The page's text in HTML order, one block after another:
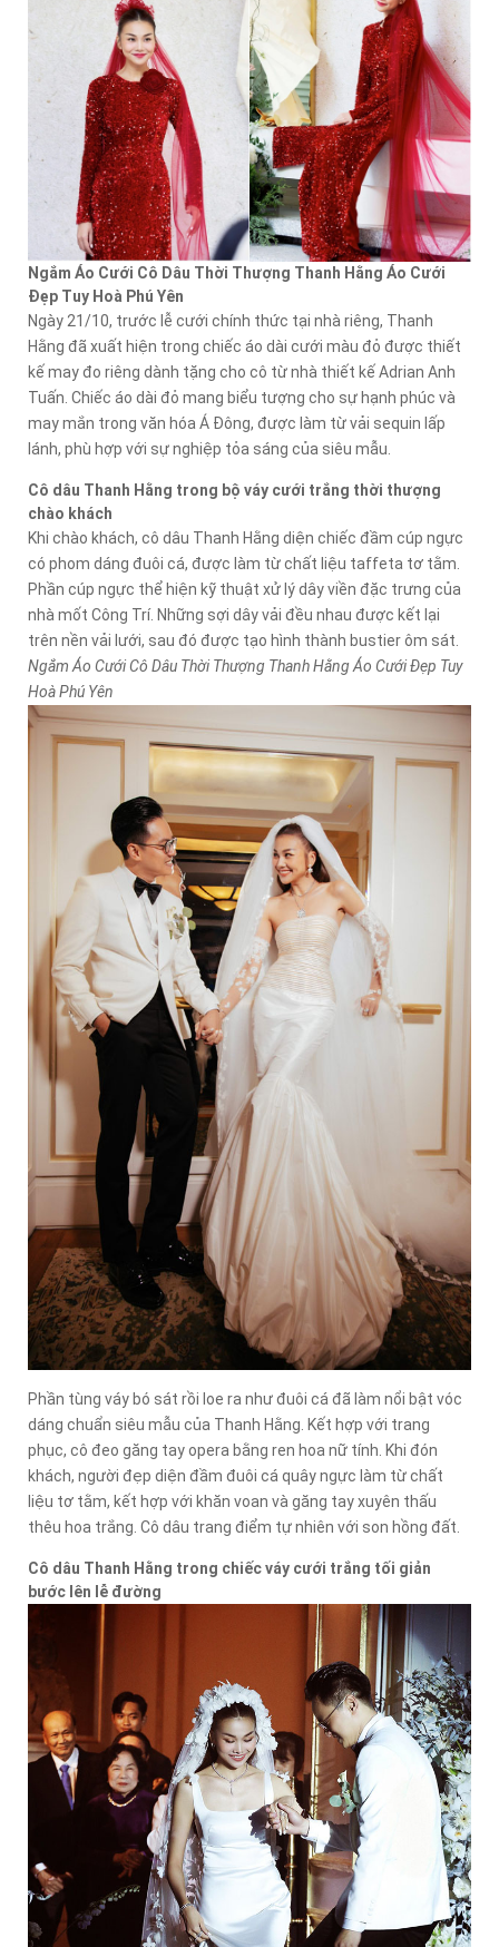
Ngắm Áo Cưới Cô Dâu Thời Thượng Thanh Hằng Áo Cưới
Đẹp Tuy Hoà Phú Yên
Ngày 21/10, trước lễ cưới chính thức tại nhà riêng, Thanh
Hằng đã xuất hiện trong chiếc áo dài cưới màu đỏ được thiết
kế may đo riêng dành tặng cho cô từ nhà thiết kế Adrian Anh
Tuấn. Chiếc áo dài đỏ mang biểu tượng cho sự hạnh phúc và
may mắn trong văn hóa Á Đông, được làm từ vải sequin lấp
lánh, phù hợp với sự nghiệp tỏa sáng của siêu mẫu.
Cô dâu Thanh Hằng trong bộ váy cưới trắng thời thượng
chào khách
Khi chào khách, cô dâu Thanh Hằng diện chiếc đầm cúp ngực
có phom dáng đuôi cá, được làm từ chất liệu taffeta tơ tằm.
Phần cúp ngực thể hiện kỹ thuật xử lý dây viền đặc trưng của
nhà mốt Công Trí. Những sợi dây vải đều nhau được kết lại
trên nền vải lưới, sau đó được tạo hình thành bustier ôm sát.
Ngắm Áo Cưới Cô Dâu Thời Thượng Thanh Hằng Áo Cưới Đẹp Tuy
Hoà Phú Yên
Phần tùng váy bó sát rồi loe ra như đuôi cá đã làm nổi bật vóc
dáng chuẩn siêu mẫu của Thanh Hằng. Kết hợp với trang
phục, cô đeo găng tay opera bằng ren hoa nữ tính. Khi đón
khách, người đẹp diện đầm đuôi cá quây ngực làm từ chất
liệu tơ tằm, kết hợp với khăn voan và găng tay xuyên thấu
thêu hoa trắng. Cô dâu trang điểm tự nhiên với son hồng đất.
Cô dâu Thanh Hằng trong chiếc váy cưới trắng tối giản
bước lên lễ đường